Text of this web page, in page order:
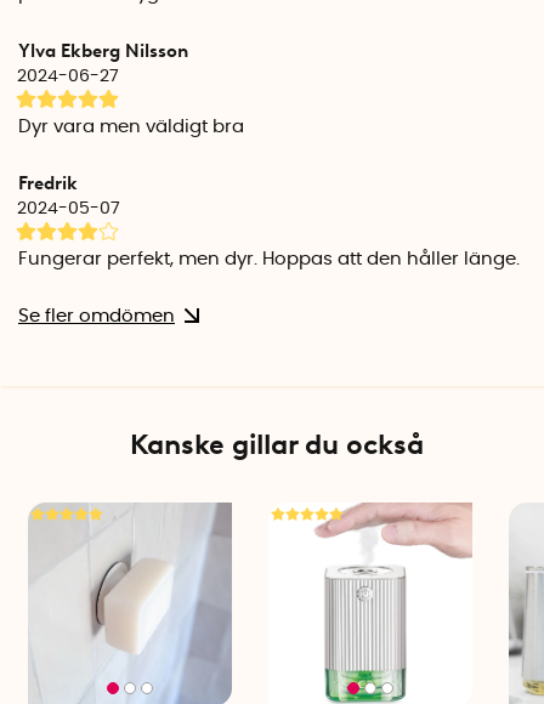
Ylva Ekberg Nilsson
2024-06-27
Dyr vara men väldigt bra
Fredrik
2024-05-07
Fungerar perfekt, men dyr. Hoppas att den håller länge.
Se fler omdömen
Kanske gillar du också